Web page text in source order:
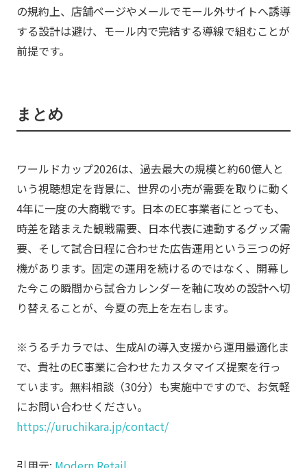
の規約上、店舗ページやメールでモール外サイトへ誘導
する設計は避け、モール内で完結する導線で組むことが
前提です。
まとめ
ワールドカップ2026は、過去最大の規模と約60億人と
いう視聴想定を背景に、世界の小売が需要を取りに動く
4年に一度の大商戦です。日本のEC事業者にとっても、
時差を踏まえた観戦需要、日本代表に連動するグッズ需
要、そして試合日程に合わせた広告運用という三つの好
機があります。固定の運用を続けるのではなく、開幕し
た今この瞬間から試合カレンダーを軸に攻めの設計へ切
り替えることが、今夏の売上を左右します。
※うるチカラでは、生成AIの導入支援から運用最適化ま
で、貴社のEC事業に合わせたカスタマイズ提案を行っ
ています。無料相談（30分）も実施中ですので、お気軽
にお問い合わせください。
https://uruchikara.jp/contact/